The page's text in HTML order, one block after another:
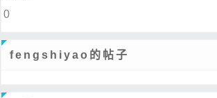
0
fengshiyao的帖子